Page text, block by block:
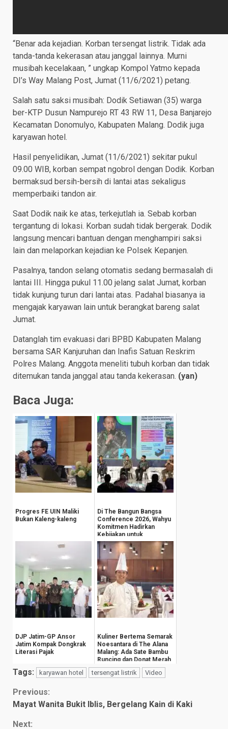
“Benar ada kejadian. Korban tersengat listrik. Tidak ada
tanda-tanda kekerasan atau janggal lainnya. Murni
musibah kecelakaan, ” ungkap Kompol Yatmo kepada
DI’s Way Malang Post, Jumat (11/6/2021) petang.
Salah satu saksi musibah: Dodik Setiawan (35) warga
ber-KTP Dusun Nampurejo RT 43 RW 11, Desa Banjarejo
Kecamatan Donomulyo, Kabupaten Malang. Dodik juga
karyawan hotel.
Hasil penyelidikan, Jumat (11/6/2021) sekitar pukul
09.00 WIB, korban sempat ngobrol dengan Dodik. Korban
bermaksud bersih-bersih di lantai atas sekaligus
memperbaiki tandon air.
Saat Dodik naik ke atas, terkejutlah ia. Sebab korban
tergantung di lokasi. Korban sudah tidak bergerak. Dodik
langsung mencari bantuan dengan menghampiri saksi
lain dan melaporkan kejadian ke Polsek Kepanjen.
Pasalnya, tandon selang otomatis sedang bermasalah di
lantai III. Hingga pukul 11.00 jelang salat Jumat, korban
tidak kunjung turun dari lantai atas. Padahal biasanya ia
mengajak karyawan lain untuk berangkat bareng salat
Jumat.
Datanglah tim evakuasi dari BPBD Kabupaten Malang
bersama SAR Kanjuruhan dan Inafis Satuan Reskrim
Polres Malang. Anggota meneliti tubuh korban dan tidak
ditemukan tanda janggal atau tanda kekerasan. (yan)
Baca Juga:
Progres FE UIN Maliki
Bukan Kaleng-kaleng
Di The Bangun Bangsa
Conference 2026, Wahyu
Komitmen Hadirkan
Kebijakan untuk
Kesejahteraan
Masyarak...
DJP Jatim-GP Ansor
Jatim Kompak Dongkrak
Literasi Pajak
Kuliner Bertema Semarak
Noesantara di The Alana
Malang: Ada Sate Bambu
Runcing dan Donat Merah
Putih
Tags: karyawan hotel tersengat listrik Video
Continue
Previous:
Mayat Wanita Bukit Iblis, Bergelang Kain di Kaki
Next: